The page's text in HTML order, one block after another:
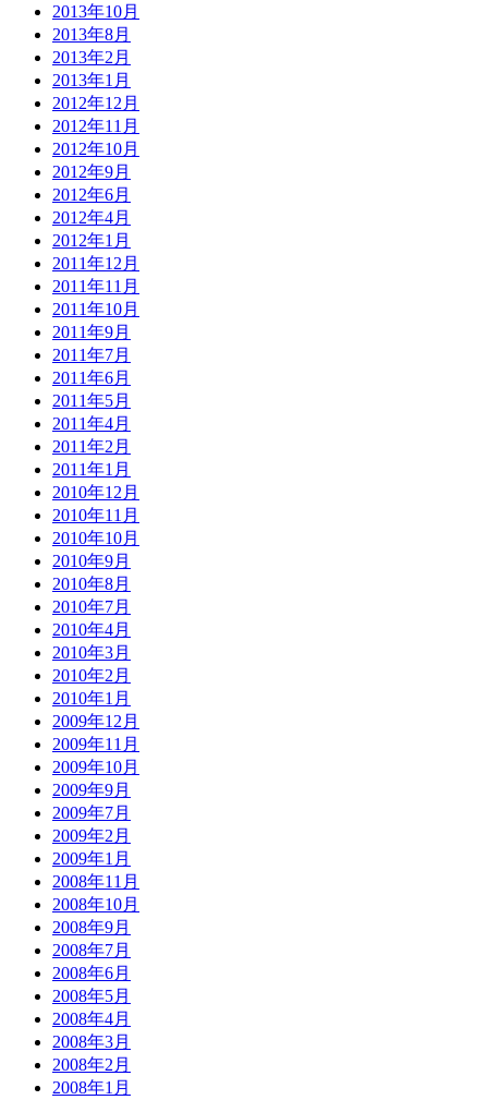
2013年10月
2013年8月
2013年2月
2013年1月
2012年12月
2012年11月
2012年10月
2012年9月
2012年6月
2012年4月
2012年1月
2011年12月
2011年11月
2011年10月
2011年9月
2011年7月
2011年6月
2011年5月
2011年4月
2011年2月
2011年1月
2010年12月
2010年11月
2010年10月
2010年9月
2010年8月
2010年7月
2010年4月
2010年3月
2010年2月
2010年1月
2009年12月
2009年11月
2009年10月
2009年9月
2009年7月
2009年2月
2009年1月
2008年11月
2008年10月
2008年9月
2008年7月
2008年6月
2008年5月
2008年4月
2008年3月
2008年2月
2008年1月